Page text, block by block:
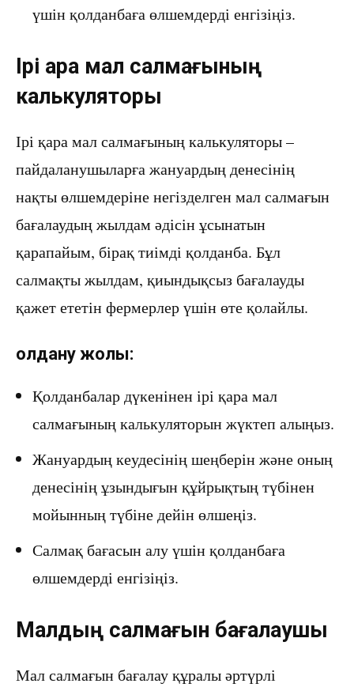
үшін қолданбаға өлшемдерді енгізіңіз.
Ірі қара мал салмағының
калькуляторы
Ірі қара мал салмағының калькуляторы –
пайдаланушыларға жануардың денесінің
нақты өлшемдеріне негізделген мал салмағын
бағалаудың жылдам әдісін ұсынатын
қарапайым, бірақ тиімді қолданба. Бұл
салмақты жылдам, қиындықсыз бағалауды
қажет ететін фермерлер үшін өте қолайлы.
Қолдану жолы:
Қолданбалар дүкенінен ірі қара мал
салмағының калькуляторын жүктеп алыңыз.
Жануардың кеудесінің шеңберін және оның
денесінің ұзындығын құйрықтың түбінен
мойынның түбіне дейін өлшеңіз.
Салмақ бағасын алу үшін қолданбаға
өлшемдерді енгізіңіз.
Малдың салмағын бағалаушы
Мал салмағын бағалау құралы әртүрлі